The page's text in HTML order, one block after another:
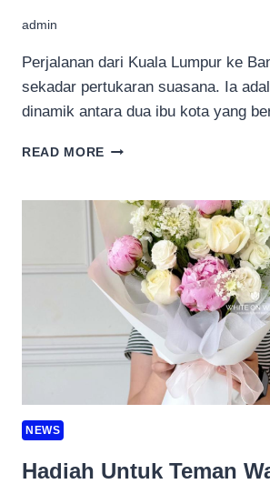
admin
Perjalanan dari Kuala Lumpur ke
sekadar pertukaran suasana. Ia
dinamik antara dua ibu kota yang
READ MORE DARI
KE
BANGKOK:
PENGEMBARAAN
MERENTASI
DUA
IBU
KOTA
NEWS
Hadiah Untuk Teman